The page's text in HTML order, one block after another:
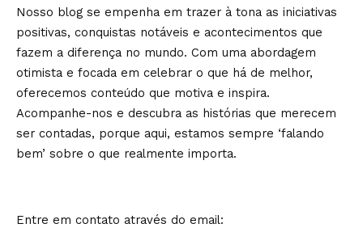
Nosso blog se empenha em trazer à tona as iniciativas
positivas, conquistas notáveis e acontecimentos que
fazem a diferença no mundo. Com uma abordagem
otimista e focada em celebrar o que há de melhor,
oferecemos conteúdo que motiva e inspira.
Acompanhe-nos e descubra as histórias que merecem
ser contadas, porque aqui, estamos sempre ‘falando
bem’ sobre o que realmente importa.
Entre em contato através do email: